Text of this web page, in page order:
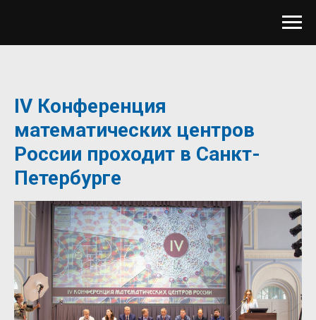
IV Конференция
математических центров
России проходит в Санкт-
Петербурге